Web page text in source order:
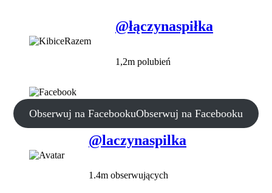
@łączynaspiłka
1,2m polubień
Obserwuj na FacebookuObserwuj na Facebooku
@laczynaspilka
1.4m obserwujących